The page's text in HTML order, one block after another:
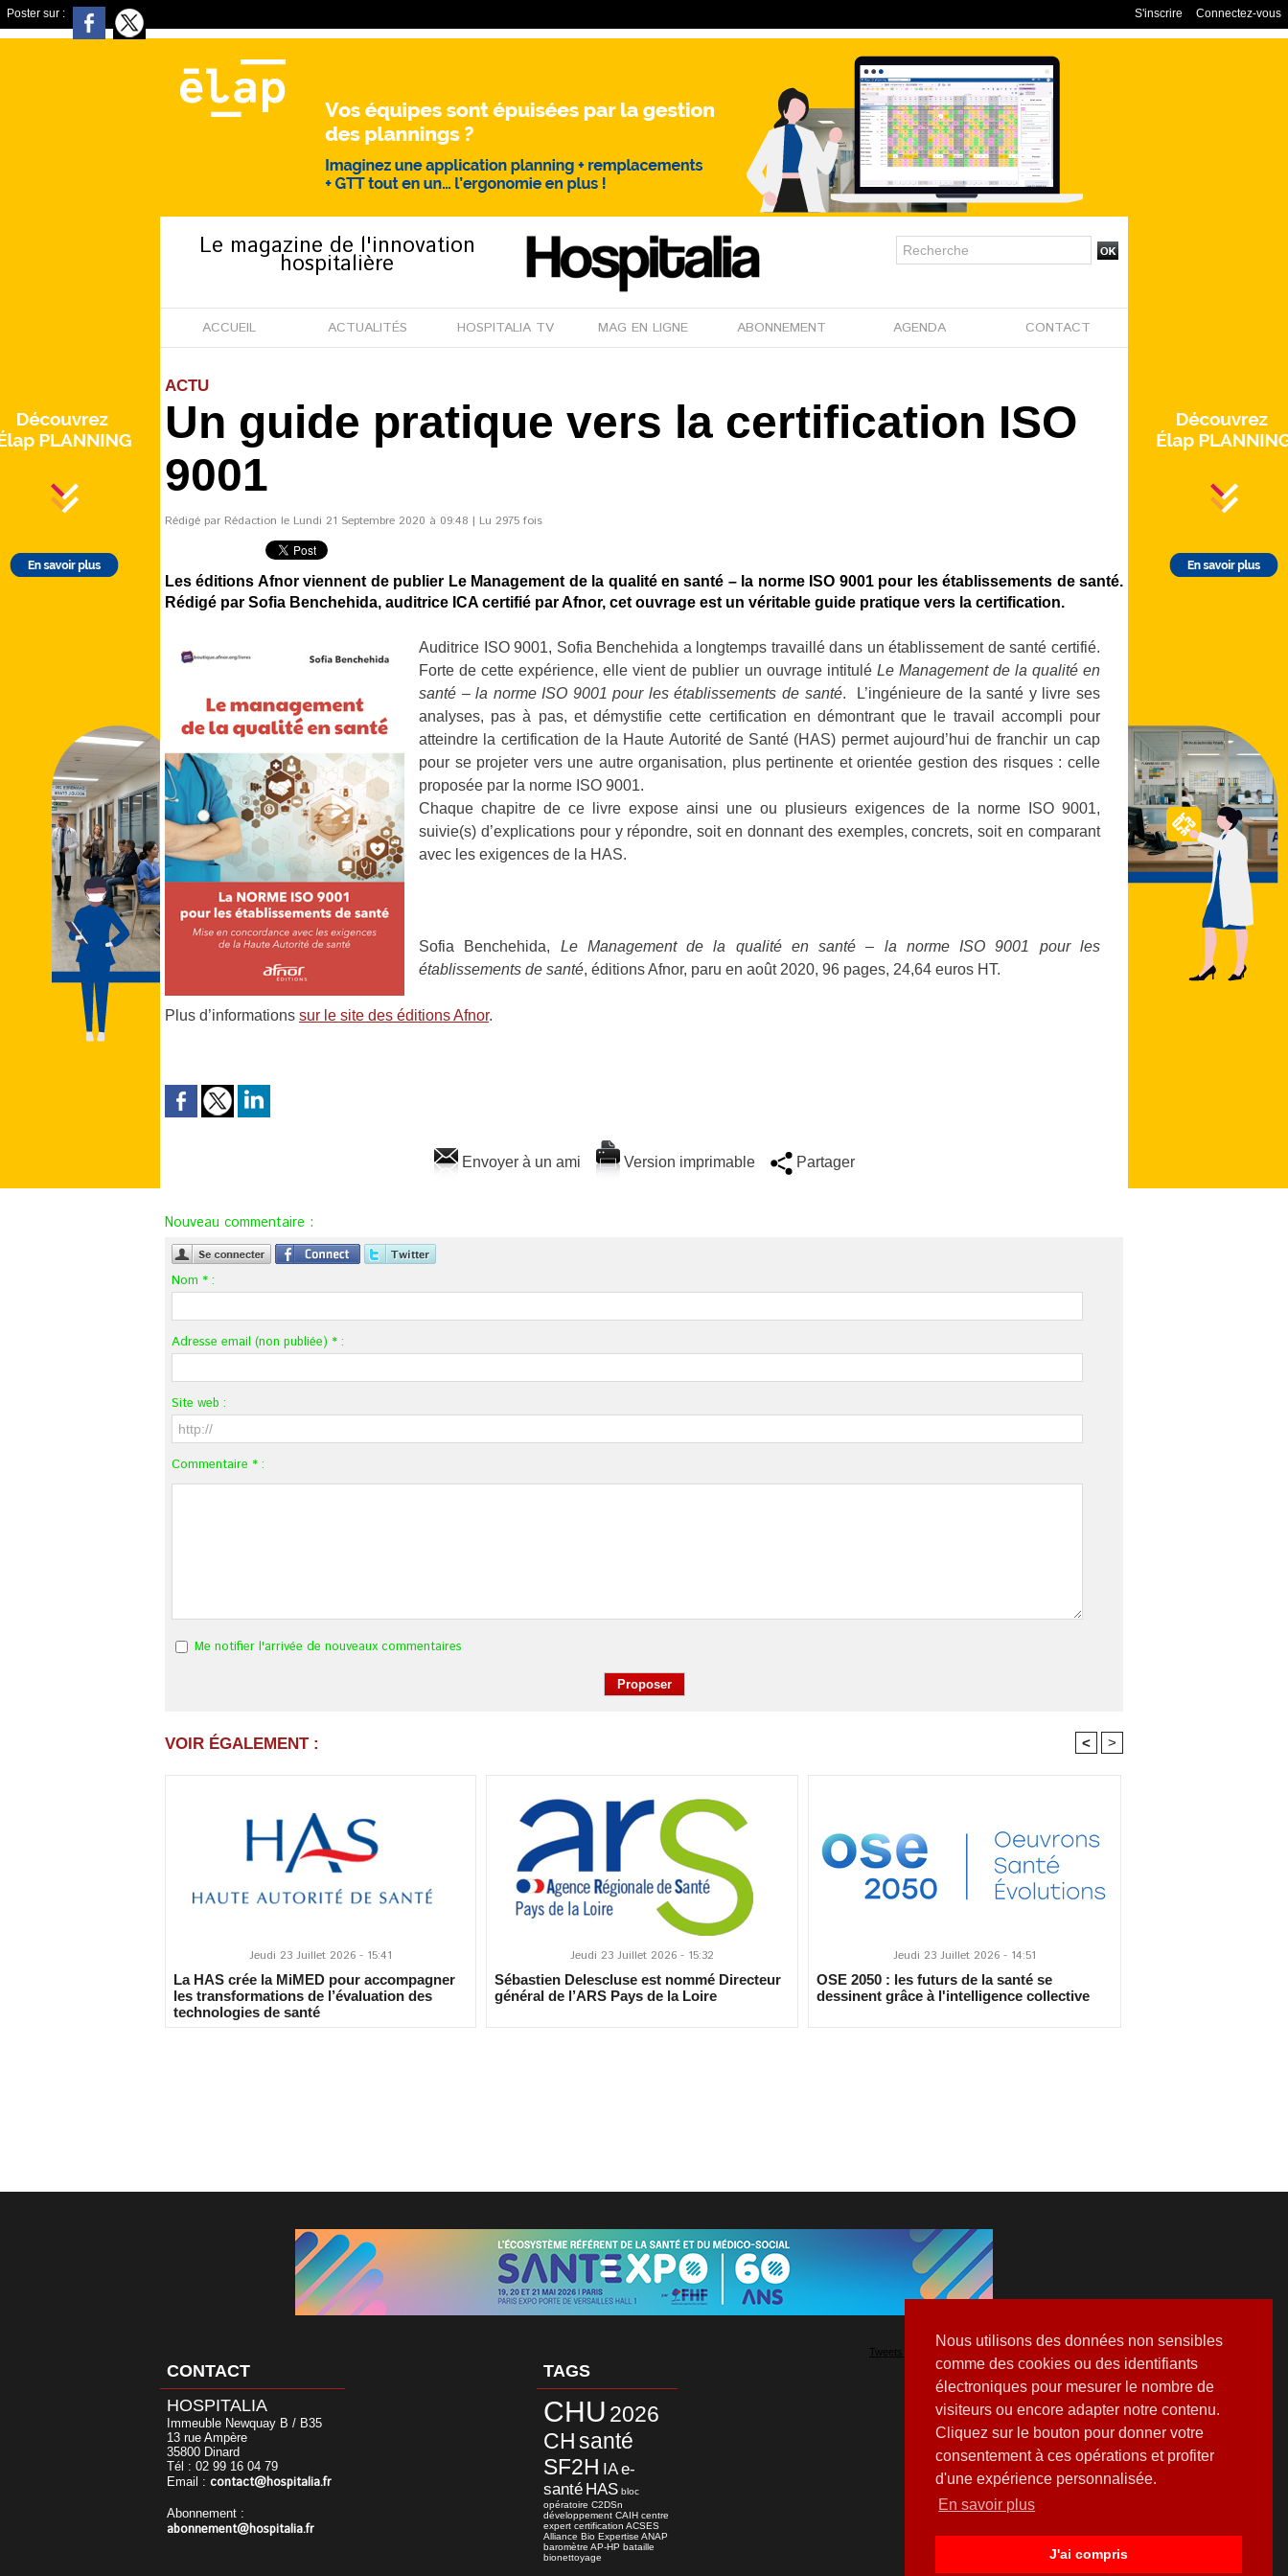
Nous utilisons des données non sensibles
comme des cookies ou des identifiants
électroniques pour mesurer le nombre de
visiteurs ou encore adapter notre contenu.
Cliquez sur le bouton pour donner votre
consentement à ces opérations et profiter
d'une expérience personnalisée.
En savoir plus
J'ai compris
Poster sur : Connectez-vous
S'inscrire
Le magazine de l'innovation
hospitalière
ACCUEIL ACTUALITÉS HOSPITALIA TV MAG EN LIGNE ABONNEMENT AGENDA CONTACT
ACTU
Un guide pratique vers la certification ISO
9001
Rédigé par Rédaction le Lundi 21 Septembre 2020 à 09:48 | Lu 2975 fois
Les éditions Afnor viennent de publier Le Management de la qualité en santé – la norme ISO 9001 pour les établissements de santé.
Rédigé par Sofia Benchehida, auditrice ICA certifié par Afnor, cet ouvrage est un véritable guide pratique vers la certification.
Auditrice ISO 9001, Sofia Benchehida a longtemps travaillé dans un établissement de santé certifié.
Forte de cette expérience, elle vient de publier un ouvrage intitulé Le Management de la qualité en
santé – la norme ISO 9001 pour les établissements de santé. L’ingénieure de la santé y livre ses
analyses, pas à pas, et démystifie cette certification en démontrant que le travail accompli pour
atteindre la certification de la Haute Autorité de Santé (HAS) permet aujourd’hui de franchir un cap
pour se projeter vers une autre organisation, plus pertinente et orientée gestion des risques : celle
proposée par la norme ISO 9001.
Chaque chapitre de ce livre expose ainsi une ou plusieurs exigences de la norme ISO 9001,
suivie(s) d’explications pour y répondre, soit en donnant des exemples, concrets, soit en comparant
avec les exigences de la HAS.
Sofia Benchehida, Le Management de la qualité en santé – la norme ISO 9001 pour les
établissements de santé, éditions Afnor, paru en août 2020, 96 pages, 24,64 euros HT.
Plus d’informations sur le site des éditions Afnor.
Envoyer à un ami Version imprimable Partager
Nouveau commentaire :
Nom * :
Adresse email (non publiée) * :
Site web :
Commentaire * :
Me notifier l'arrivée de nouveaux commentaires
VOIR ÉGALEMENT : < >
Jeudi 23 Juillet 2026 - 15:41
La HAS crée la MiMED pour accompagner
les transformations de l’évaluation des
technologies de santé
Jeudi 23 Juillet 2026 - 15:32
Sébastien Delescluse est nommé Directeur
général de l’ARS Pays de la Loire
Jeudi 23 Juillet 2026 - 14:51
OSE 2050 : les futurs de la santé se
dessinent grâce à l'intelligence collective
CONTACT
HOSPITALIA
Immeuble Newquay B / B35
13 rue Ampère
35800 Dinard
Tél : 02 99 16 04 79
Email : contact@hospitalia.fr
Abonnement :
abonnement@hospitalia.fr
TAGS
CHU 2026
CHsanté
SF2H IAe-
santé HAS bloc
opératoire C2DSn
développement CAIH centre
expert certification ACSES
Alliance Bio Expertise ANAP
baromètre AP-HP bataille
bionettoyage
Tweets by Hospitalia_Mag